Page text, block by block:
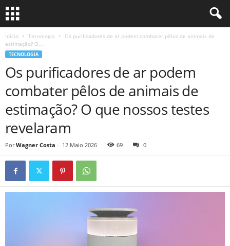
Início Tecnologia
Os purificadores de ar podem combater pêlos de animais de
estimação? O...
TECNOLOGIA
Os purificadores de ar podem
combater pêlos de animais de
estimação? O que nossos testes
revelaram
Por Wagner Costa - 12 Maio 2026 69 0